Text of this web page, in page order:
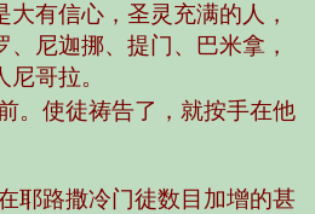
有信心，圣灵充满的人，
尼迦挪、提门、巴米拿，
哥拉。
。使徒祷告了，就按手在他
耶路撒冷门徒数目加增的甚